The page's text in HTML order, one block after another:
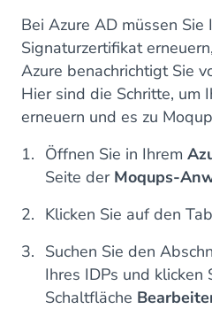
Bei Azure AD müssen Sie
Signaturzertifikat
Azure benachrichtigt Sie
Hier sind die Schritte, um
erneuern und es zu
Öffnen Sie in Ihrem
Seite der Moqups-
Klicken Sie auf den Tab
Suchen Sie den
Ihres IDPs und klicken
Schaltfläche